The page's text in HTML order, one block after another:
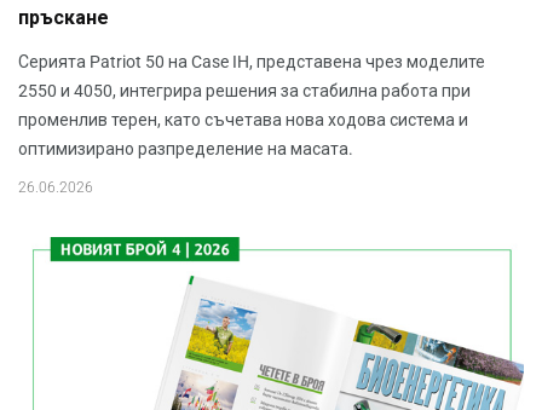
пръскане
Серията Patriot 50 на Case IH, представена чрез моделите
2550 и 4050, интегрира решения за стабилна работа при
променлив терен, като съчетава нова ходова система и
оптимизирано разпределение на масата.
26.06.2026